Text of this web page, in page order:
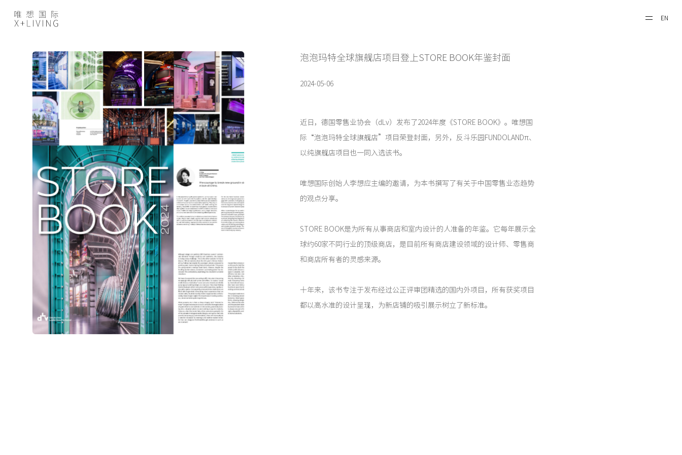
EN
泡泡玛特全球旗舰店项目登上STORE BOOK年鉴封面
2024-05-06
近日，德国零售业协会（dLv）发布了2024年度《STORE BOOK》。唯想国
际“泡泡玛特全球旗舰店”项目荣登封面，另外，反斗乐园FUNDOLANDπ、
以纯旗舰店项目也一同入选该书。
唯想国际创始人李想应主编的邀请，为本书撰写了有关于中国零售业态趋势
的观点分享。
STORE BOOK是为所有从事商店和室内设计的人准备的年鉴。它每年展示全
球约60家不同行业的顶级商店，是目前所有商店建设领域的设计师、零售商
和商店所有者的灵感来源。
十年来，该书专注于发布经过公正评审团精选的国内外项目，所有获奖项目
都以高水准的设计呈现，为新店铺的吸引展示树立了新标准。